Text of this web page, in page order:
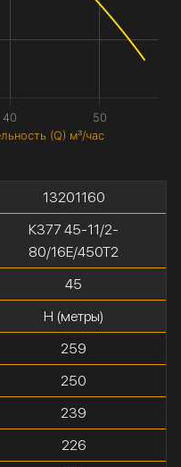
(Q) м³/час
40 50
13201160
К377 45-11/2-
80/16Е/450Т2
45
H (метры)
259
250
239
226